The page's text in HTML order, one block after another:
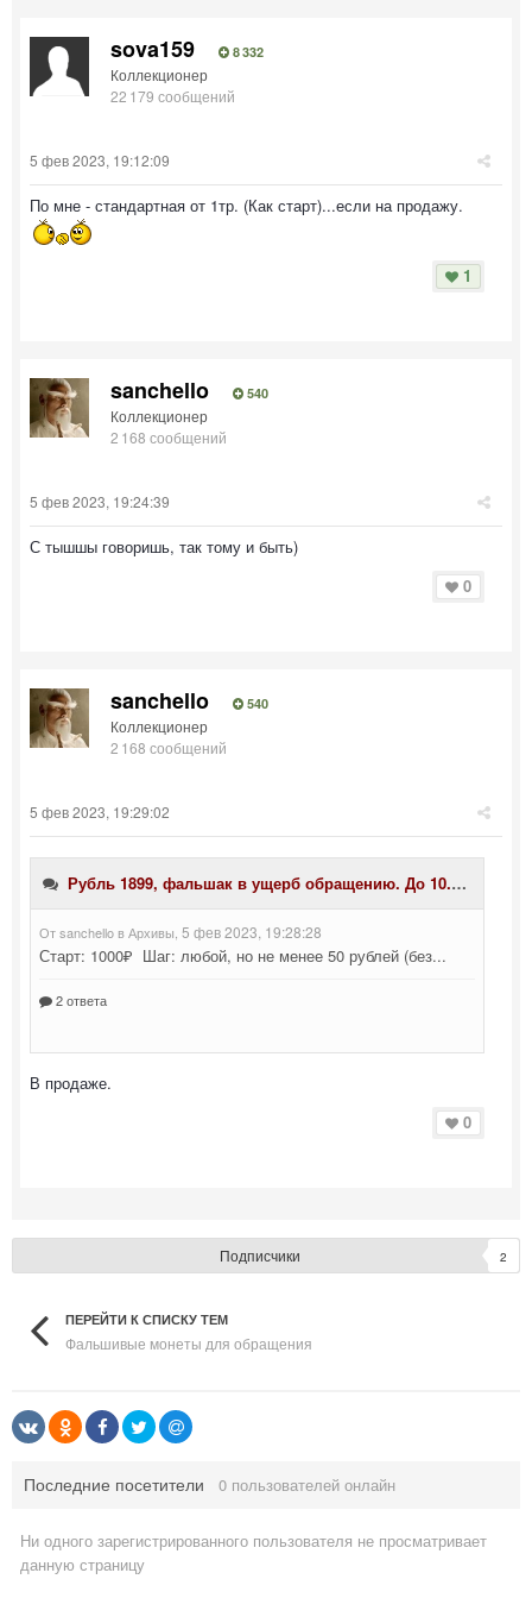
sova159 8 332
Коллекционер
22 179 сообщений
5 фев 2023, 19:12:09
По мне - стандартная от 1тр. (Как старт)...если на продажу.
1
sanchello 540
Коллекционер
2 168 сообщений
5 фев 2023, 19:24:39
С тышшы говоришь, так тому и быть)
0
sanchello 540
Коллекционер
2 168 сообщений
5 фев 2023, 19:29:02
В продаже.
0
Подписчики 2
ПЕРЕЙТИ К СПИСКУ ТЕМ
Фальшивые монеты для обращения
Последние посетители 0 пользователей онлайн
Ни одного зарегистрированного пользователя не просматривает
данную страницу